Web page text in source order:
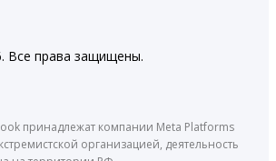
Все права защищены.
принадлежат компании Meta Platforms
организацией, деятельность